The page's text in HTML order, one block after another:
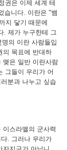
권은 이제 세계 테
습니다. 이란은 "뱀
지 닿기 때문에
. 제가 누구한테 그
의 이란 사람들입
의 목표에 반대하
맺은 일반 이란사람
그들이 우리가 어
분과 나누고 싶습
이스라엘의 군사력
. 그러나 우리가